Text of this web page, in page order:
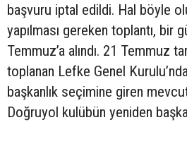
başvuru iptal edildi. Hal böyle
yapılması gereken toplantı, bir
Temmuz’a alındı. 21 Temmuz
toplanan Lefke Genel
başkanlık seçimine giren
Doğruyol kulübün yeniden